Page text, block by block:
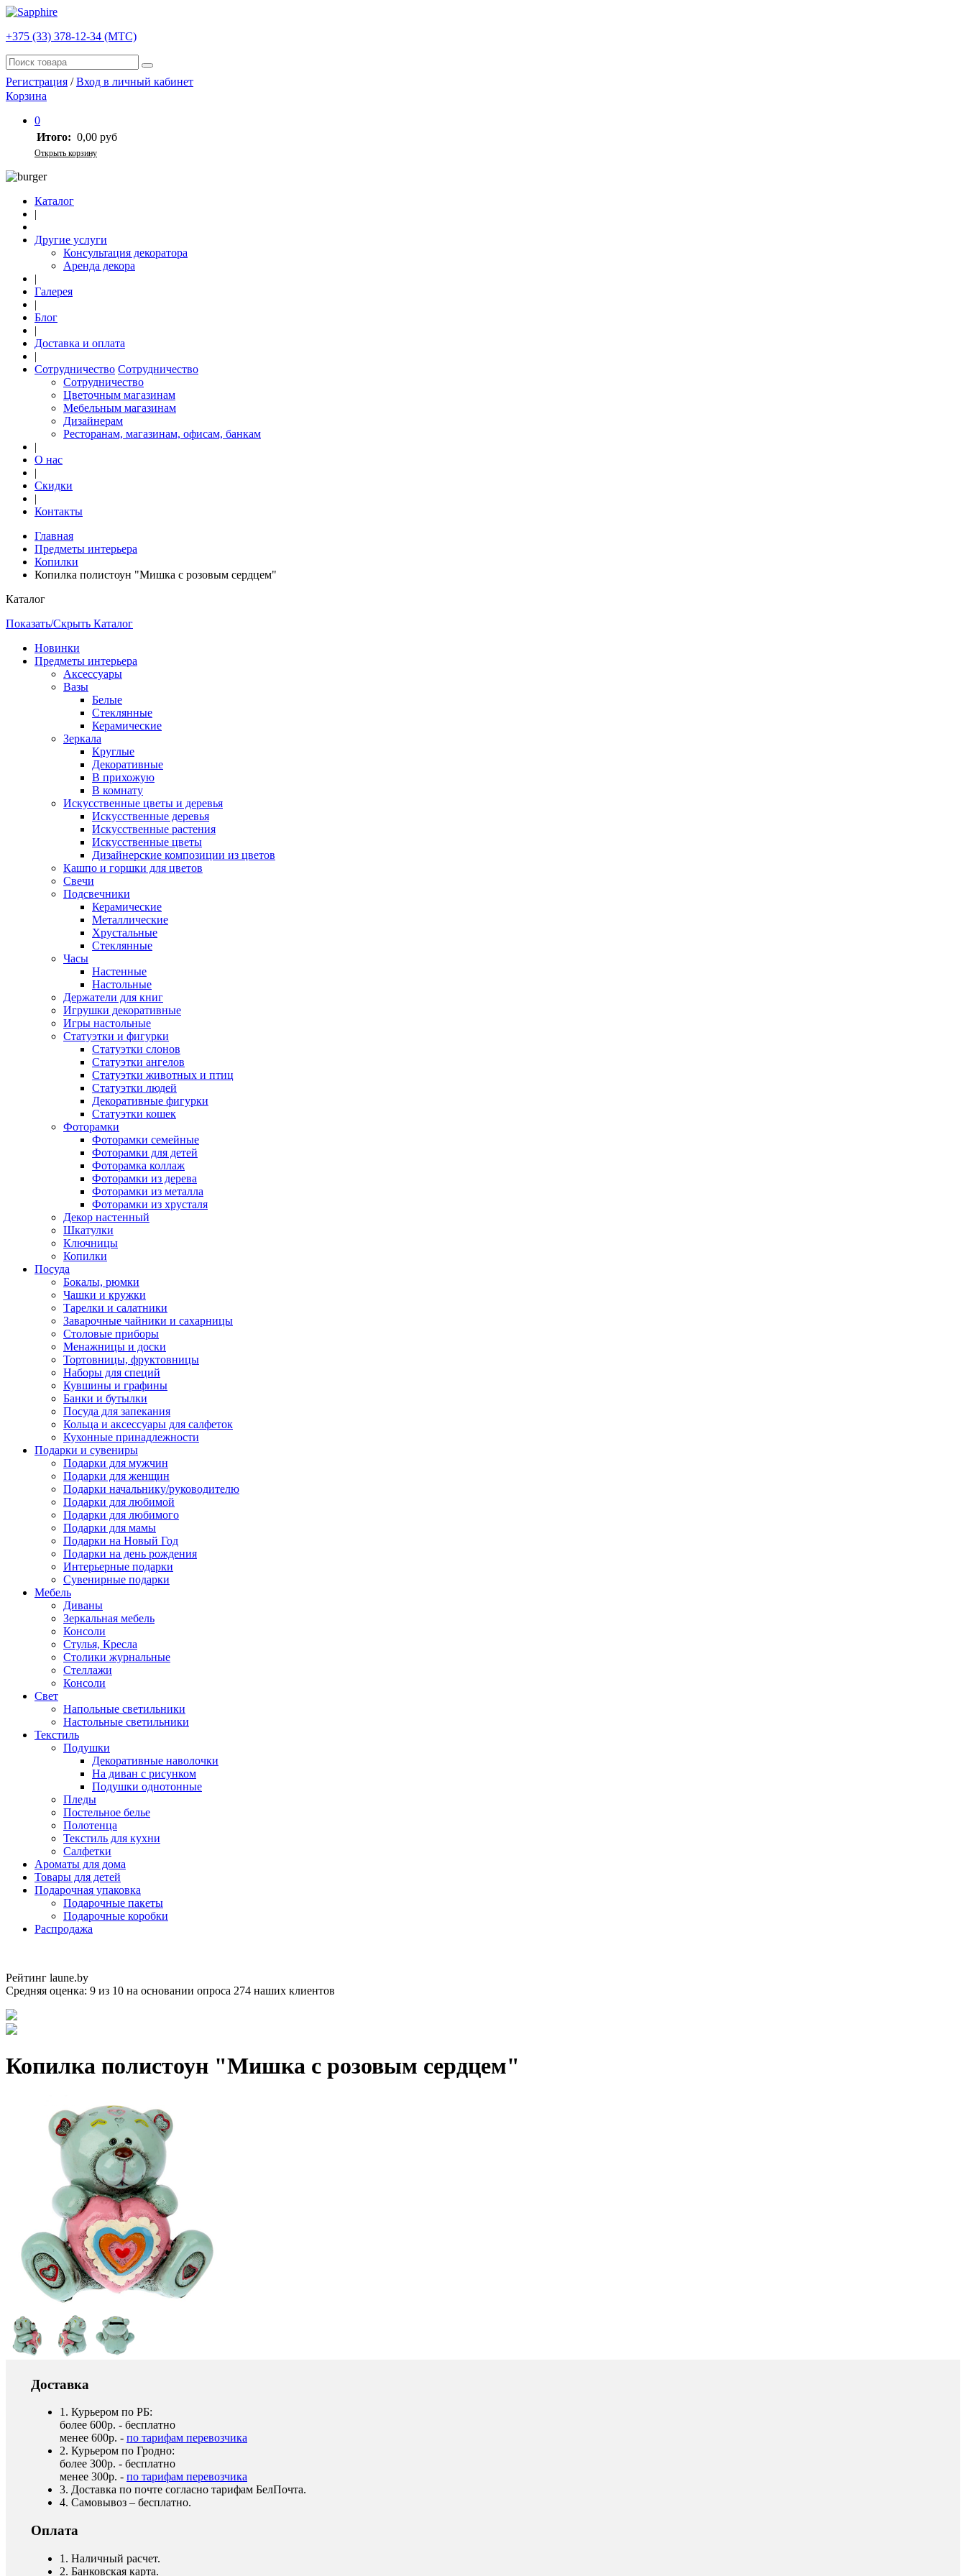
+375 (33) 378-12-34 (МТС)
Регистрация /Вход в личный кабинет
Корзина
0
Итого: 0,00 руб
Открыть корзину
Каталог
|
Другие услуги
Консультация декоратора
Аренда декора
|
Галерея
|
Блог
|
Доставка и оплата
|
Сотрудничество Сотрудничество
Сотрудничество
Цветочным магазинам
Мебельным магазинам
Дизайнерам
Ресторанам, магазинам, офисам, банкам
|
О нас
|
Скидки
|
Контакты
Главная
Предметы интерьера
Копилки
Копилка полистоун "Мишка с розовым сердцем"
Каталог
Показать/Скрыть Каталог
Новинки
Предметы интерьера
Аксессуары
Вазы
Белые
Стеклянные
Керамические
Зеркала
Круглые
Декоративные
В прихожую
В комнату
Искусственные цветы и деревья
Искусственные деревья
Искусственные растения
Искусственные цветы
Дизайнерские композиции из цветов
Кашпо и горшки для цветов
Свечи
Подсвечники
Керамические
Металлические
Хрустальные
Стеклянные
Часы
Настенные
Настольные
Держатели для книг
Игрушки декоративные
Игры настольные
Статуэтки и фигурки
Статуэтки слонов
Статуэтки ангелов
Статуэтки животных и птиц
Статуэтки людей
Декоративные фигурки
Статуэтки кошек
Фоторамки
Фоторамки семейные
Фоторамки для детей
Фоторамка коллаж
Фоторамки из дерева
Фоторамки из металла
Фоторамки из хрусталя
Декор настенный
Шкатулки
Ключницы
Копилки
Посуда
Бокалы, рюмки
Чашки и кружки
Тарелки и салатники
Заварочные чайники и сахарницы
Столовые приборы
Менажницы и доски
Тортовницы, фруктовницы
Наборы для специй
Кувшины и графины
Банки и бутылки
Посуда для запекания
Кольца и аксессуары для салфеток
Кухонные принадлежности
Подарки и сувениры
Подарки для мужчин
Подарки для женщин
Подарки начальнику/руководителю
Подарки для любимой
Подарки для любимого
Подарки для мамы
Подарки на Новый Год
Подарки на день рождения
Интерьерные подарки
Сувенирные подарки
Мебель
Диваны
Зеркальная мебель
Консоли
Стулья, Кресла
Столики журнальные
Стеллажи
Консоли
Свет
Напольные светильники
Настольные светильники
Текстиль
Подушки
Декоративные наволочки
На диван с рисунком
Подушки однотонные
Пледы
Постельное белье
Полотенца
Текстиль для кухни
Салфетки
Ароматы для дома
Товары для детей
Подарочная упаковка
Подарочные пакеты
Подарочные коробки
Распродажа
Рейтинг laune.by
Средняя оценка: 9 из 10 на основании опроса 274 наших клиентов
Копилка полистоун "Мишка с розовым сердцем"
Доставка
1. Курьером по РБ:
более 600р. - бесплатно
менее 600р. - по тарифам перевозчика
2. Курьером по Гродно:
более 300р. - бесплатно
менее 300р. - по тарифам перевозчика
3. Доставка по почте согласно тарифам БелПочта.
4. Самовывоз – бесплатно.
Оплата
1. Наличный расчет.
2. Банковская карта.